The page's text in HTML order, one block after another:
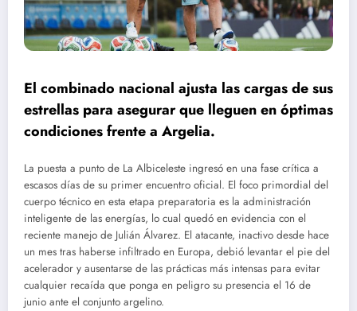
El combinado nacional ajusta las cargas de sus
estrellas para asegurar que lleguen en óptimas
condiciones frente a Argelia.
La puesta a punto de La Albiceleste ingresó en una fase crítica a
escasos días de su primer encuentro oficial. El foco primordial del
cuerpo técnico en esta etapa preparatoria es la administración
inteligente de las energías, lo cual quedó en evidencia con el
reciente manejo de Julián Álvarez. El atacante, inactivo desde hace
un mes tras haberse infiltrado en Europa, debió levantar el pie del
acelerador y ausentarse de las prácticas más intensas para evitar
cualquier recaída que ponga en peligro su presencia el 16 de
junio ante el conjunto argelino.